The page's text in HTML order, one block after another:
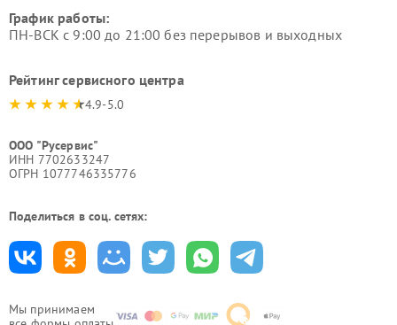
Мы принимаем
График работы:
ПН-ВСК с 9:00 до 21:00 без перерывов и выходных
Рейтинг сервисного центра
4.9-5.0
ООО "Русервис"
ИНН 7702633247
ОГРН 1077746335776
Поделиться в соц. сетях: